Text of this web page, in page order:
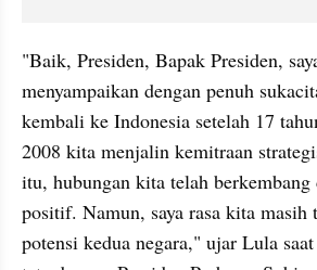
"Baik, Presiden, Bapak Presiden,
menyampaikan dengan penuh
kembali ke Indonesia setelah 17
2008 kita menjalin kemitraan
itu, hubungan kita telah berkembang
positif. Namun, saya rasa kita masih
potensi kedua negara," ujar Lula